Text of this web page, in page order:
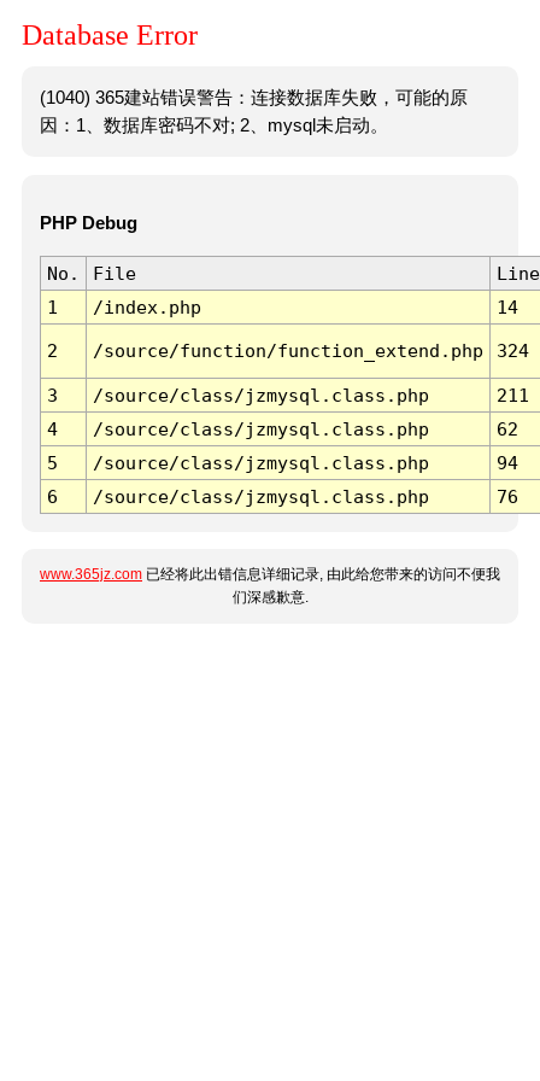
Database Error
(1040) 365建站错误警告：连接数据库失败，可能的原
因：1、数据库密码不对; 2、mysql未启动。
PHP Debug
No. File
Line
1
/index.php 14
2 /source/function/function_extend.php 324
3 /source/class/jzmysql.class.php
211
4
/source/class/jzmysql.class.php
62
5
/source/class/jzmysql.class.php
94
6
/source/class/jzmysql.class.php 76
www.365jz.com 已经将此出错信息详细记录, 由此给您带来的访问不便我
们深感歉意.